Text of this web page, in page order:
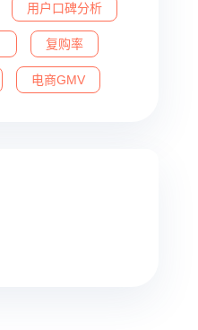
用户口碑分析
复购率
电商GMV